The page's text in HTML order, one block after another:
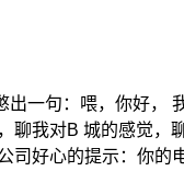
出一句：喂，你好，
聊我对B 城的感觉，
司好心的提示：你的